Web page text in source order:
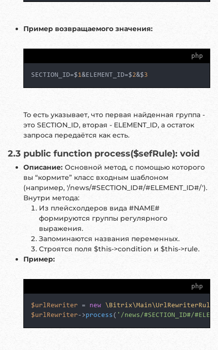
Пример возвращаемого значения:
php
SECTION_ID=$1&ELEMENT_ID=$2&$3
То есть указывает, что первая найденная группа -
это SECTION_ID, вторая - ELEMENT_ID, а остаток
запроса передаётся как есть.
2.3 public function process($sefRule): void
Описание: Основной метод, с помощью которого
вы “кормите” класс входным шаблоном
(например, '/news/#SECTION_ID#/#ELEMENT_ID#/').
Внутри метода:
Из плейсхолдеров вида #NAME#
формируются группы регулярного
выражения.
Запоминаются названия переменных.
Строятся поля $this->condition и $this->rule.
Пример:
php
$urlRewriter = new
$urlRewriter->process ( '/news/#SECTION_ID#/